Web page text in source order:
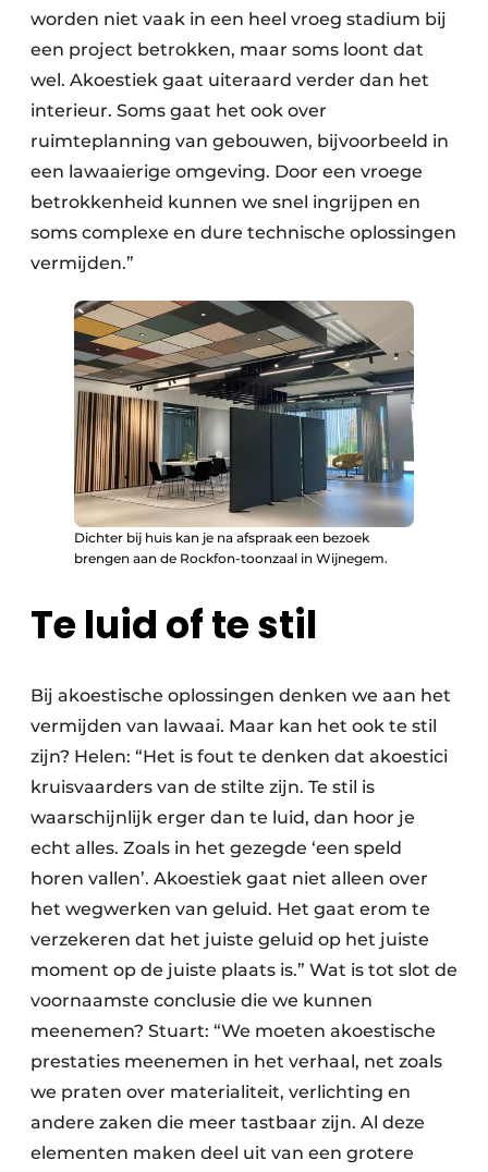
worden niet vaak in een heel vroeg stadium bij
een project betrokken, maar soms loont dat
wel. Akoestiek gaat uiteraard verder dan het
interieur. Soms gaat het ook over
ruimteplanning van gebouwen, bijvoorbeeld in
een lawaaierige omgeving. Door een vroege
betrokkenheid kunnen we snel ingrijpen en
soms complexe en dure technische oplossingen
vermijden.”
Dichter bij huis kan je na afspraak een bezoek
brengen aan de Rockfon-toonzaal in Wijnegem.
Te luid of te stil
Bij akoestische oplossingen denken we aan het
vermijden van lawaai. Maar kan het ook te stil
zijn? Helen: “Het is fout te denken dat akoestici
kruisvaarders van de stilte zijn. Te stil is
waarschijnlijk erger dan te luid, dan hoor je
echt alles. Zoals in het gezegde ‘een speld
horen vallen’. Akoestiek gaat niet alleen over
het wegwerken van geluid. Het gaat erom te
verzekeren dat het juiste geluid op het juiste
moment op de juiste plaats is.” Wat is tot slot de
voornaamste conclusie die we kunnen
meenemen? Stuart: “We moeten akoestische
prestaties meenemen in het verhaal, net zoals
we praten over materialiteit, verlichting en
andere zaken die meer tastbaar zijn. Al deze
elementen maken deel uit van een grotere